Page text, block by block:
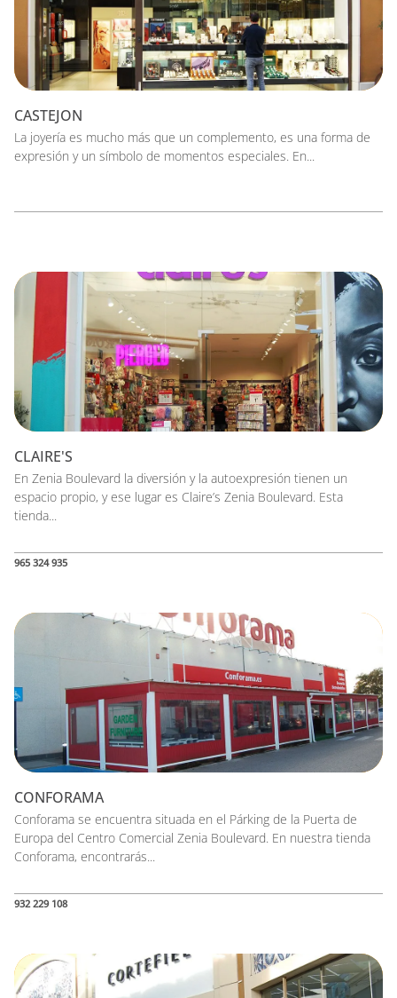
CASTEJON
La joyería es mucho más que un complemento, es una forma de
expresión y un símbolo de momentos especiales. En...
CLAIRE'S
En Zenia Boulevard la diversión y la autoexpresión tienen un
espacio propio, y ese lugar es Claire’s Zenia Boulevard. Esta
tienda...
965 324 935
CONFORAMA
Conforama se encuentra situada en el Párking de la Puerta de
Europa del Centro Comercial Zenia Boulevard. En nuestra tienda
Conforama, encontrarás...
932 229 108